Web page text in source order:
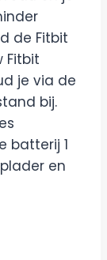
de Fitbit
Fitbit
je via de
bij.
batterij 1
en